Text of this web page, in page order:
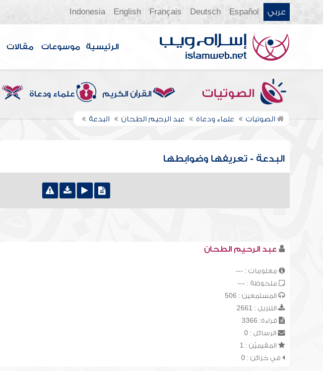
عربي Español
Deutsch
Français
English
Indonesia
الرئيسية موسوعات مقالات
الصوتيات القرآن الكريم علماء ودعاة
الصوتيات علماء ودعاة عبد الرحيم الطحان البدعة
البدعة - تعريفها وضوابطها
عبد الرحيم الطحان
معلومات : ---
ملحوظة : ---
المستمعين : 506
التنزيل : 2661
قراءة: 3366
الرسائل : 0
المقيميّن : 1
في خزائن : 0